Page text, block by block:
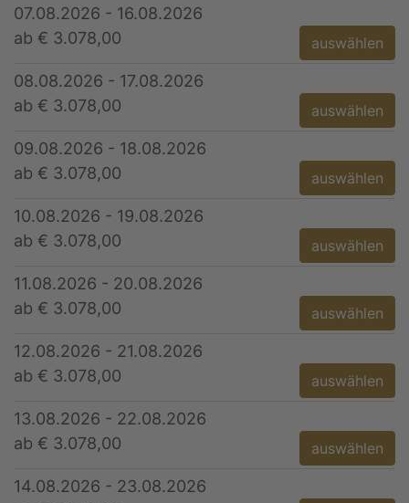
07.08.2026 - 16.08.2026
ab € 3.078,00
auswählen
08.08.2026 - 17.08.2026
ab € 3.078,00
auswählen
09.08.2026 - 18.08.2026
ab € 3.078,00
auswählen
10.08.2026 - 19.08.2026
ab € 3.078,00
auswählen
11.08.2026 - 20.08.2026
ab € 3.078,00
auswählen
12.08.2026 - 21.08.2026
ab € 3.078,00
auswählen
13.08.2026 - 22.08.2026
ab € 3.078,00
auswählen
14.08.2026 - 23.08.2026